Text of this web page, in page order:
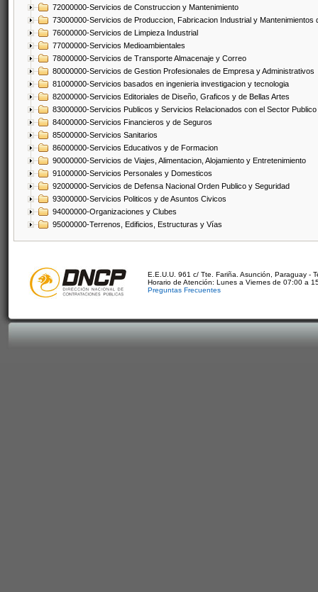
72000000-Servicios de Construccion y Mantenimiento
73000000-Servicios de Produccion, Fabricacion Industrial y Mantenimientos
76000000-Servicios de Limpieza Industrial
77000000-Servicios Medioambientales
78000000-Servicios de Transporte Almacenaje y Correo
80000000-Servicios de Gestion Profesionales de Empresa y Administrativos
81000000-Servicios basados en ingenieria investigacion y tecnologia
82000000-Servicios Editoriales de Diseño, Graficos y de Bellas Artes
83000000-Servicios Publicos y Servicios Relacionados con el Sector Publico
84000000-Servicios Financieros y de Seguros
85000000-Servicios Sanitarios
86000000-Servicios Educativos y de Formacion
90000000-Servicios de Viajes, Alimentacion, Alojamiento y Entretenimiento
91000000-Servicios Personales y Domesticos
92000000-Servicios de Defensa Nacional Orden Publico y Seguridad
93000000-Servicios Politicos y de Asuntos Civicos
94000000-Organizaciones y Clubes
95000000-Terrenos, Edificios, Estructuras y Vías
E.E.U.U. 961 c/ Tte. Fariña. Asunción, Paraguay -
Horario de Atención: Lunes a Viernes de 07:00 a
Preguntas Frecuentes